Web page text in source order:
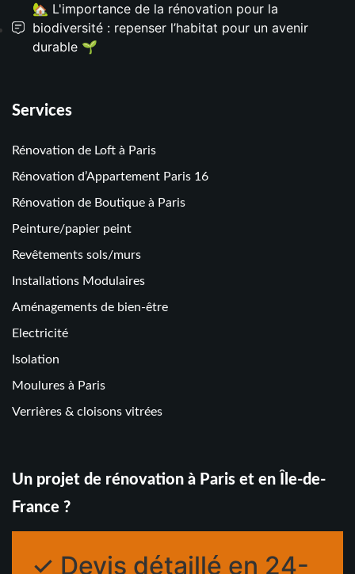
🏡 L'importance de la rénovation pour la
biodiversité : repenser l’habitat pour un avenir
durable 🌱
Services
Rénovation de Loft à Paris
Rénovation d’Appartement Paris 16
Rénovation de Boutique à Paris
Peinture/papier peint
Revêtements sols/murs
Installations Modulaires
Aménagements de bien-être
Electricité
Isolation
Moulures à Paris
Verrières & cloisons vitrées
Un projet de rénovation à Paris et en Île-de-
France ?
✓ Devis détaillé en 24-